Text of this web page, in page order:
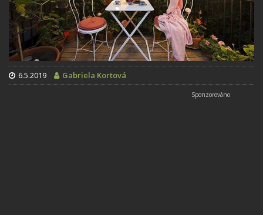
6.5.2019 Gabriela Kortová